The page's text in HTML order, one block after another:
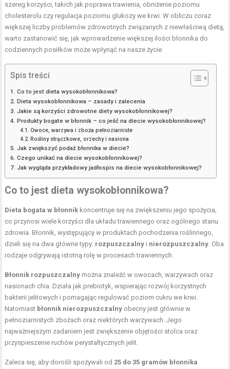
szereg korzyści, takich jak poprawa trawienia, obniżenie poziomu
cholesterolu czy regulacja poziomu glukozy we krwi. W obliczu coraz
większej liczby problemów zdrowotnych związanych z niewłaściwą dietą,
warto zastanowić się, jak wprowadzenie większej ilości błonnika do
codziennych posiłków może wpłynąć na nasze życie.
Spis treści
Co to jest dieta wysokobłonnikowa?
Dieta wysokobłonnikowa – zasady i zalecenia
Jakie są korzyści zdrowotne diety wysokobłonnikowej?
Produkty bogate w błonnik – co jeść na diecie wysokobłonnikowej?
Owoce, warzywa i zboża pełnoziarniste
Rośliny strączkowe, orzechy i nasiona
Jak zwiększyć podaż błonnika w diecie?
Czego unikać na diecie wysokobłonnikowej?
Jak wygląda przykładowy jadłospis na diecie wysokobłonnikowej?
Co to jest dieta wysokobłonnikowa?
Dieta bogata w błonnik koncentruje się na zwiększeniu jego spożycia,
co przynosi wiele korzyści dla układu trawiennego oraz ogólnego stanu
zdrowia. Błonnik, występujący w produktach pochodzenia roślinnego,
dzieli się na dwa główne typy: rozpuszczalny i nierozpuszczalny. Oba
rodzaje odgrywają istotną rolę w procesach trawiennych.
Błonnik rozpuszczalny można znaleźć w owocach, warzywach oraz
nasionach chia. Działa jak prebiotyk, wspierając rozwój korzystnych
bakterii jelitowych i pomagając regulować poziom cukru we krwi.
Natomiast błonnik nierozpuszczalny obecny jest głównie w
pełnoziarnistych zbożach oraz niektórych warzywach. Jego
najważniejszym zadaniem jest zwiększenie objętości stolca oraz
przyspieszenie ruchów perystaltycznych jelit.
Zaleca się, aby dorośli spożywali od 25 do 35 gramów błonnika